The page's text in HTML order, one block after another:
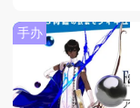
手办